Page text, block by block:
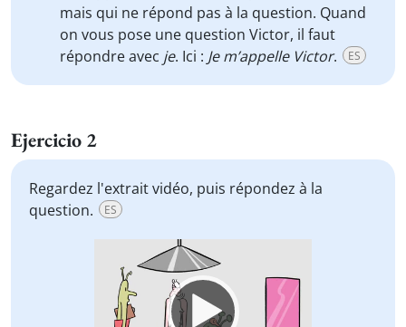
mais qui ne répond pas à la question. Quand
on vous pose une question Victor, il faut
répondre avec je. Ici : Je m’appelle Victor. ES
Ejercicio 2
Regardez l'extrait vidéo, puis répondez à la
question.
ES
Player